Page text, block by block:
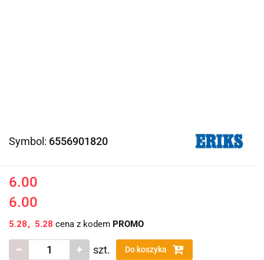
Symbol: 6556901820
6.00
6.00
5.28 5.28 cena z kodem PROMO
szt. Do koszyka